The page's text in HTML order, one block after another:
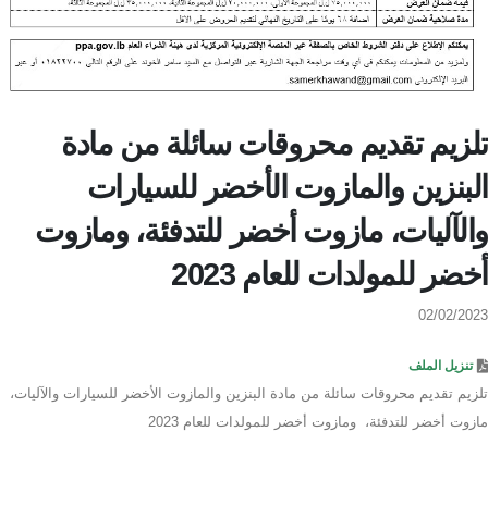
تلزيم تقديم محروقات سائلة من مادة
البنزين والمازوت الأخضر للسيارات
والآليات، مازوت أخضر للتدفئة، ومازوت
أخضر للمولدات للعام 2023
02/02/2023
تنزيل الملف
تلزيم تقديم محروقات سائلة من مادة البنزين والمازوت الأخضر للسيارات والآليات،
مازوت أخضر للتدفئة، ومازوت أخضر للمولدات للعام 2023